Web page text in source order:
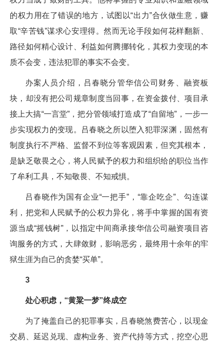
的权力用在了错误的地方，试图以“出力”合伙做生意，赚
取“辛苦钱”谋求心安理得。然而无论手段如何花样翻新、
路径如何精心设计、利益如何腾挪转化，其权力变现的本
质不会变，违法犯罪的事实不会变。
办案人员介绍，吕春晓分管华信公司财务、融资板
块，却没有把公司规章制度当回事，在资金拨付、项目承
接上大搞“一言堂”，把分管领域打造成了“自留地”，一步一
步实现权力的变现。吕春晓之所以堕入犯罪深渊，固然有
制度执行不严格、监督不到位等客观因素，但究其根本，
是缺乏敬畏之心，将人民赋予的权力和组织给的职位当作
了牟利工具，不知敬畏、不知戒惧。
吕春晓作为国有企业“一把手”，“靠企吃企”、勾连谋
利，把党和人民赋予的公权力异化，将手中掌握的国有资
源当成“摇钱树”，以指定中间商承接华信公司融资项目咨
询服务的方式，大肆敛财，影响恶劣，最终用十余年的牢
狱生涯为自己的贪婪“买单”。
3
处心积虑，“黄粱一梦”终成空
为了掩盖自己的犯罪事实，吕春晓煞费苦心，以现金
交易、延迟兑现、虚构业务、资产代持等方式，挖空心思